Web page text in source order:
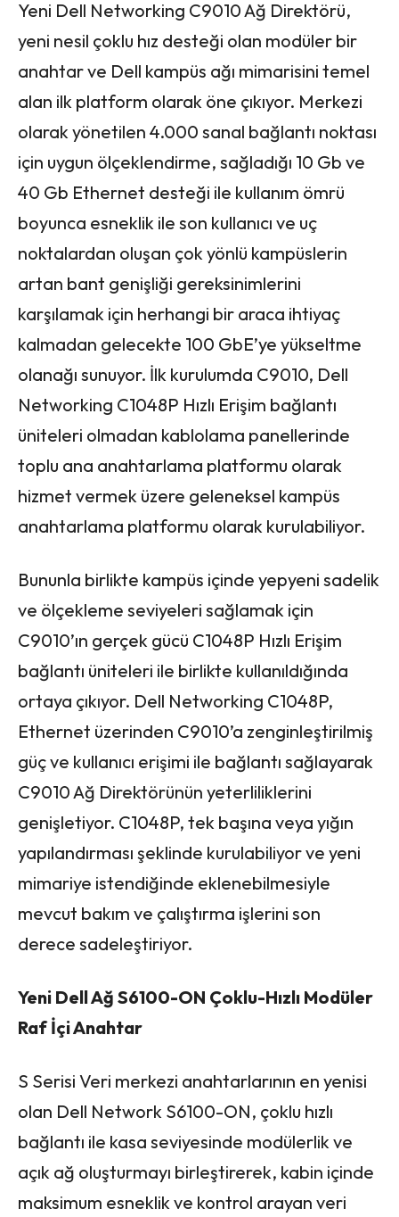
Yeni Dell Networking C9010 Ağ Direktörü,
yeni nesil çoklu hız desteği olan modüler bir
anahtar ve Dell kampüs ağı mimarisini temel
alan ilk platform olarak öne çıkıyor. Merkezi
olarak yönetilen 4.000 sanal bağlantı noktası
için uygun ölçeklendirme, sağladığı 10 Gb ve
40 Gb Ethernet desteği ile kullanım ömrü
boyunca esneklik ile son kullanıcı ve uç
noktalardan oluşan çok yönlü kampüslerin
artan bant genişliği gereksinimlerini
karşılamak için herhangi bir araca ihtiyaç
kalmadan gelecekte 100 GbE’ye yükseltme
olanağı sunuyor. İlk kurulumda C9010, Dell
Networking C1048P Hızlı Erişim bağlantı
üniteleri olmadan kablolama panellerinde
toplu ana anahtarlama platformu olarak
hizmet vermek üzere geleneksel kampüs
anahtarlama platformu olarak kurulabiliyor.
Bununla birlikte kampüs içinde yepyeni sadelik
ve ölçekleme seviyeleri sağlamak için
C9010’ın gerçek gücü C1048P Hızlı Erişim
bağlantı üniteleri ile birlikte kullanıldığında
ortaya çıkıyor. Dell Networking C1048P,
Ethernet üzerinden C9010’a zenginleştirilmiş
güç ve kullanıcı erişimi ile bağlantı sağlayarak
C9010 Ağ Direktörünün yeterliliklerini
genişletiyor. C1048P, tek başına veya yığın
yapılandırması şeklinde kurulabiliyor ve yeni
mimariye istendiğinde eklenebilmesiyle
mevcut bakım ve çalıştırma işlerini son
derece sadeleştiriyor.
Yeni Dell Ağ S6100-ON Çoklu-Hızlı Modüler
Raf İçi Anahtar
S Serisi Veri merkezi anahtarlarının en yenisi
olan Dell Network S6100-ON, çoklu hızlı
bağlantı ile kasa seviyesinde modülerlik ve
açık ağ oluşturmayı birleştirerek, kabin içinde
maksimum esneklik ve kontrol arayan veri